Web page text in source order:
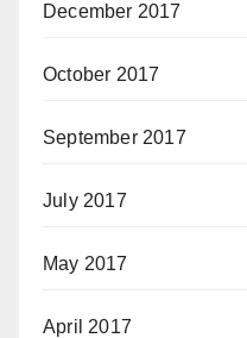
December 2017
October 2017
September 2017
July 2017
May 2017
April 2017